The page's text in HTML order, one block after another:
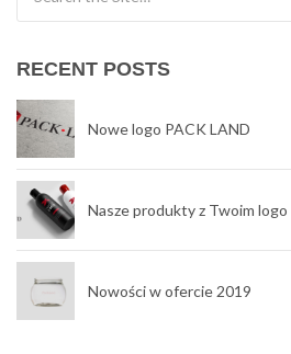
RECENT POSTS
Nowe logo PACK LAND
Nasze produkty z Twoim logo
Nowości w ofercie 2019